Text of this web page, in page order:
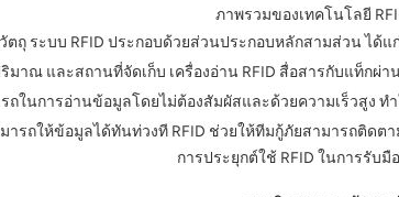
ภาพรวมของเทคโนโลยี
ถุ ระบบ RFID ประกอบด้วยส่วนประกอบหลักสามส่วน ไ
มาณ และสถานที่จัดเก็บ เครื่องอ่าน RFID สื่อสารกับแท็ก
ถในการอ่านข้อมูลโดยไม่ต้องสัมผัสและด้วยความเร็วสู
ารถให้ข้อมูลได้ทันท่วงที RFID ช่วยให้ทีมกู้ภัยสามารถติด
การประยุกต์ใช้ RFID ในการรับมื